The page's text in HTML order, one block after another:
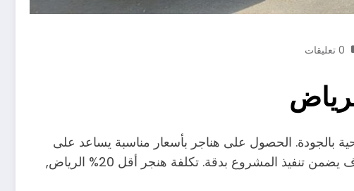
0 تعليقات
التضحية بالجودة. الحصول على هناجر بأسعار مناسبة يساعد على
توزيع الميزانية بشكل أفضل وتحقيق أقصى استفادة من الاستثمار. بالإضافة إلى ذلك، الاعتماد على مقاول محترف يضمن تنفيذ المشروع بدقة. تكلفة هنجر أقل 20% الرياض,